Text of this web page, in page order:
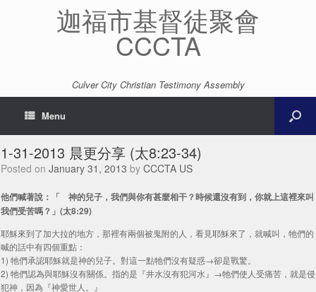
迦福市基督徒聚會
CCCTA
Culver City Christian Testimony Assembly
Menu
1-31-2013 晨更分享 (太8:23-34)
Posted on January 31, 2013 by CCCTA US
他們喊著說：「 神的兒子，我們與你有甚麼相干？時候還沒有到，你就上這裡來叫
我們受苦嗎？」(太8:29)
耶穌來到了加大拉的地方，那裡有兩個被鬼附的人，看見耶穌來了，就喊叫，牠們的
喊的話中有四個重點：
1) 牠們承認耶穌就是神的兒子。對這一點牠們沒有疑惑→卻是戰驚。
2) 牠們認為與耶穌沒有關係。指的是『井水沒有犯河水』→牠們使人受痛苦，就是侵
犯神，因為『神愛世人。』